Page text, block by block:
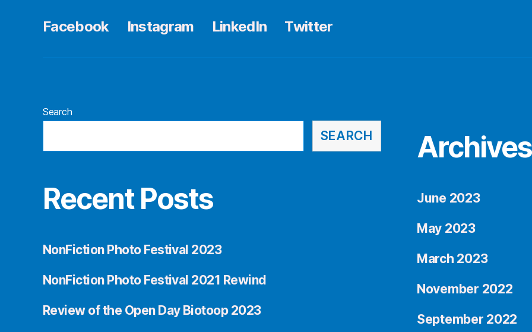
Facebook Instagram LinkedIn Twitter
Search
SEARCH
Recent Posts
NonFiction Photo Festival 2023
NonFiction Photo Festival 2021 Rewind
Review of the Open Day Biotoop 2023
Archives
June 2023
May 2023
March 2023
November 2022
September 2022